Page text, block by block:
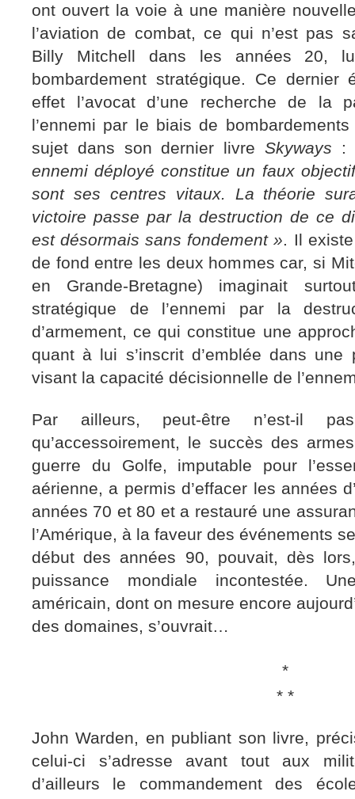
ont ouvert la voie à une manière
l’aviation de combat, ce qui n’est pas
Billy Mitchell dans les années 20,
bombardement stratégique. Ce dernier
effet l’avocat d’une recherche de la
l’ennemi par le biais de
sujet dans son dernier livre Skyways :
ennemi déployé constitue un faux
sont ses centres vitaux. La théorie
victoire passe par la destruction de ce
est désormais sans fondement ». Il
de fond entre les deux hommes car, si
en Grande-Bretagne) imaginait
stratégique de l’ennemi par la
d’armement, ce qui constitue une
quant à lui s’inscrit d’emblée dans une
visant la capacité décisionnelle de
Par ailleurs, peut-être n’est-il
qu’accessoirement, le succès des
guerre du Golfe, imputable pour
aérienne, a permis d’effacer les années
années 70 et 80 et a restauré une
l’Amérique, à la faveur des événements
début des années 90, pouvait, dès
puissance mondiale incontestée.
américain, dont on mesure encore
des domaines, s’ouvrait…
*
* *
John Warden, en publiant son livre,
celui-ci s’adresse avant tout aux
d’ailleurs le commandement des